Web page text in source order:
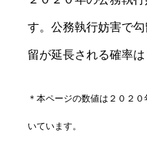
す。公務執行妨害で
留が延長される確率は
＊本ページの数値は２０２
いています。